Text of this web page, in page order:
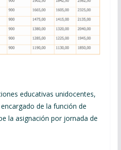
educativas unidocentes,
de la función de
la asignación por jornada de